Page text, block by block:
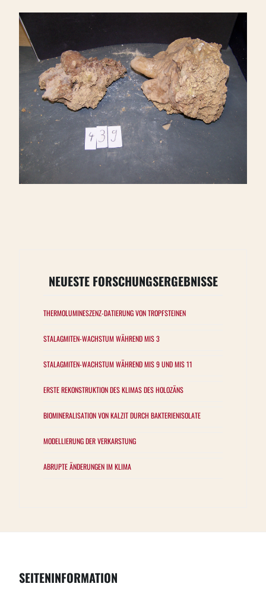
NEUESTE FORSCHUNGSERGEBNISSE
THERMOLUMINESZENZ-DATIERUNG VON TROPFSTEINEN
STALAGMITEN-WACHSTUM WÄHREND MIS 3
STALAGMITEN-WACHSTUM WÄHREND MIS 9 UND MIS 11
ERSTE REKONSTRUKTION DES KLIMAS DES HOLOZÄNS
BIOMINERALISATION VON KALZIT DURCH BAKTERIENISOLATE
MODELLIERUNG DER VERKARSTUNG
ABRUPTE ÄNDERUNGEN IM KLIMA
SEITENINFORMATION